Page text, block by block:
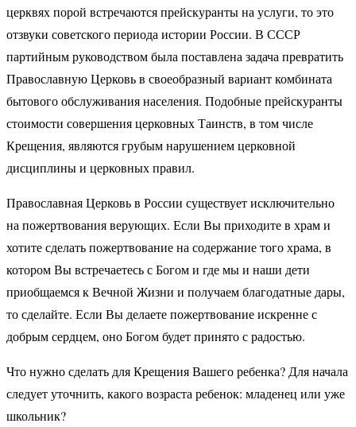
церквях порой встречаются прейскуранты на услуги, то это
отзвуки советского периода истории России. В СССР
партийным руководством была поставлена задача превратить
Православную Церковь в своеобразный вариант комбината
бытового обслуживания населения. Подобные прейскуранты
стоимости совершения церковных Таинств, в том числе
Крещения, являются грубым нарушением церковной
дисциплины и церковных правил.
Православная Церковь в России существует исключительно
на пожертвования верующих. Если Вы приходите в храм и
хотите сделать пожертвование на содержание того храма, в
котором Вы встречаетесь с Богом и где мы и наши дети
приобщаемся к Вечной Жизни и получаем благодатные дары,
то сделайте. Если Вы делаете пожертвование искренне с
добрым сердцем, оно Богом будет принято с радостью.
Что нужно сделать для Крещения Вашего ребенка? Для начала
следует уточнить, какого возраста ребенок: младенец или уже
школьник?